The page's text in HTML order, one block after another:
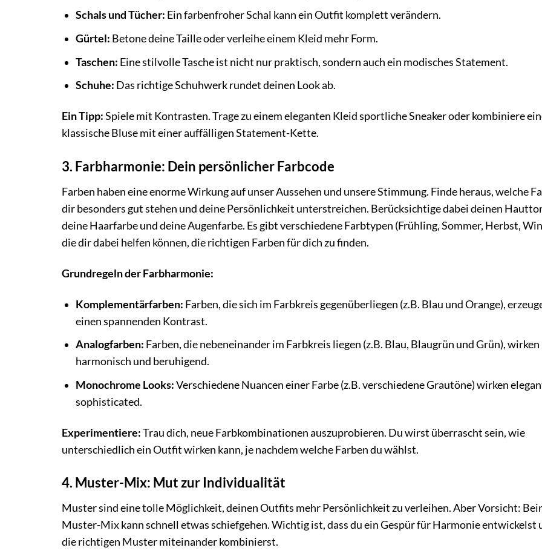
Schals und Tücher: Ein farbenfroher Schal kann ein Outfit komplett verändern.
Gürtel: Betone deine Taille oder verleihe einem Kleid mehr Form.
Taschen: Eine stilvolle Tasche ist nicht nur praktisch, sondern auch ein modisches Statement.
Schuhe: Das richtige Schuhwerk rundet deinen Look ab.
Ein Tipp:Spiele mit Kontrasten. Trage zu einem eleganten Kleid sportliche Sneaker oder kombiniere
klassische Bluse mit einer auffälligen Statement-Kette.
3. Farbharmonie: Dein persönlicher Farbcode
Farben haben eine enorme Wirkung auf unser Aussehen und unsere Stimmung. Finde heraus, welche
dir besonders gut stehen und deine Persönlichkeit unterstreichen. Berücksichtige dabei deinen
deine Haarfarbe und deine Augenfarbe. Es gibt verschiedene Farbtypen (Frühling, Sommer, Herbst,
die dir dabei helfen können, die richtigen Farben für dich zu finden.
Grundregeln der Farbharmonie:
Komplementärfarben: Farben, die sich im Farbkreis gegenüberliegen (z.B. Blau und Orange),
einen spannenden Kontrast.
Analogfarben: Farben, die nebeneinander im Farbkreis liegen (z.B. Blau, Blaugrün und Grün), wirken
harmonisch und beruhigend.
Monochrome Looks:Verschiedene Nuancen einer Farbe (z.B. verschiedene Grautöne) wirken
sophisticated.
Experimentiere:Trau dich, neue Farbkombinationen auszuprobieren. Du wirst überrascht sein, wie
unterschiedlich ein Outfit wirken kann, je nachdem welche Farben du wählst.
4. Muster-Mix: Mut zur Individualität
Muster sind eine tolle Möglichkeit, deinen Outfits mehr Persönlichkeit zu verleihen. Aber Vorsicht:
Muster-Mix kann schnell etwas schiefgehen. Wichtig ist, dass du ein Gespür für Harmonie entwickelst
die richtigen Muster miteinander kombinierst.